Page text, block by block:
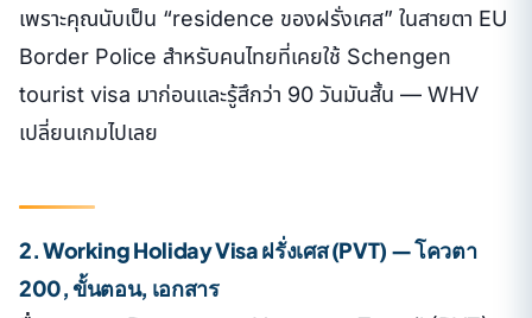
เพราะคุณนับเป็น “residence ของฝรั่งเศส” ในสายตา EU
Border Police สำหรับคนไทยที่เคยใช้ Schengen
tourist visa มาก่อนและรู้สึกว่า 90 วันมันสั้น — WHV
เปลี่ยนเกมไปเลย
2. Working Holiday Visa ฝรั่งเศส (PVT) — โควตา
200, ขั้นตอน, เอกสาร